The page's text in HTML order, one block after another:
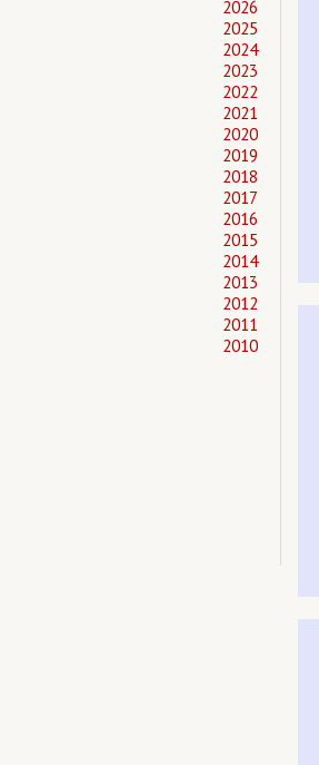
2026
2025
2024
2023
2022
2021
2020
2019
2018
2017
2016
2015
2014
2013
2012
2011
2010